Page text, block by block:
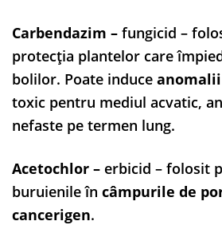
Carbendazim – fungicid –
protecția plantelor care
bolilor. Poate induce
toxic pentru mediul acvatic,
nefaste pe termen lung.
Acetochlor – erbicid – folosit
buruienile în câmpurile de
cancerigen.